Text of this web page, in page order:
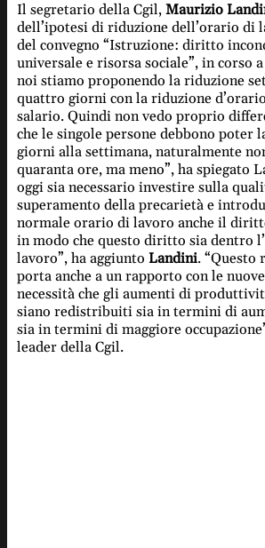
Il segretario della Cgil, Maurizio
dell’ipotesi di riduzione dell’orario di
del convegno “Istruzione: diritto
universale e risorsa sociale”, in corso a
noi stiamo proponendo la riduzione
quattro giorni con la riduzione
salario. Quindi non vedo proprio
che le singole persone debbono poter
giorni alla settimana, naturalmente
quaranta ore, ma meno”, ha spiegato
oggi sia necessario investire sulla
superamento della precarietà e
normale orario di lavoro anche il
in modo che questo diritto sia dentro
lavoro”, ha aggiunto Landini. “Questo
porta anche a un rapporto con le
necessità che gli aumenti di
siano redistribuiti sia in termini di
sia in termini di maggiore
leader della Cgil.